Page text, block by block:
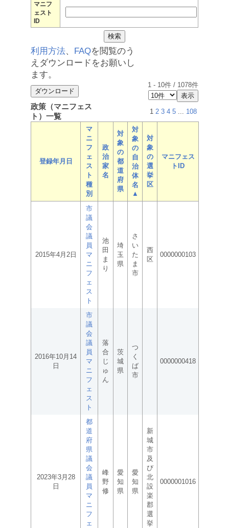
マニフ
ェスト
ID
利用方法、 FAQを閲覧のう
えダウンロードをお願いし
ます。
1 - 10件 / 1078件
政策（マニフェス
ト）一覧
1 2 3 4 5 ... 108
登録年月日
マ
ニ
フ
ェ
ス
ト
種
別
政
治
家
名
対
象
の
都
道
府
県
対
象
の
自
治
体
名
▲
対
象
の
選
挙
区
マニフェス
トID
2015年4月2日
市
議
会
議
員
マ
ニ
フ
ェ
ス
ト
池
田
ま
り
埼
玉
県
さ
い
た
ま
市
西
区
0000000103
2016年10月14
日
市
議
会
議
員
マ
ニ
フ
ェ
ス
ト
落
合
じ
ゅ
ん
茨
城
県
つ
く
ば
市
0000000418
2023年3月28
日
都
道
府
県
議
会
議
員
マ
ニ
フ
ェ
峰
野
修
愛
知
県
愛
知
県
新
城
市
及
び
北
設
楽
郡
選
挙
0000001016